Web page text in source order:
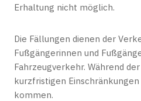
Erhaltung nicht möglich.
Die Fällungen dienen der
Fußgängerinnen und
Fahrzeugverkehr. Während
kurzfristigen
kommen.